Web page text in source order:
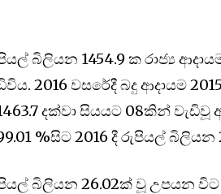
බිලියන 1454.9 ක රාජ්‍ය
2016 වසරේදී බදු ආදායම
දක්වා සියයට 08කින් වැඩිවූ
%සිට 2016 දී රුපියල් බිලියන
බිලියන 26.02ක් වූ උපයන විට